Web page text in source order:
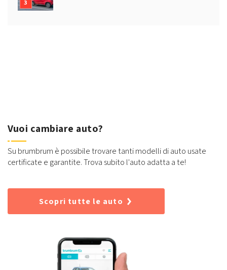
Vuoi cambiare auto?
Su brumbrum è possibile trovare tanti modelli di auto usate
certificate e garantite. Trova subito l'auto adatta a te!
Scopri tutte le auto